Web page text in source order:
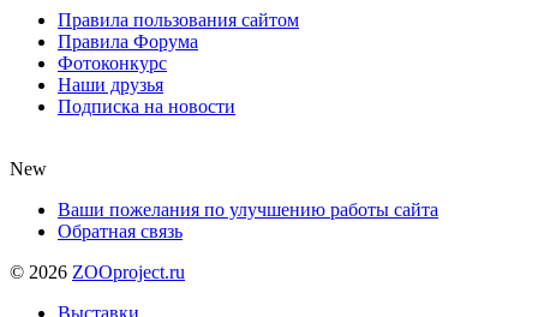
Правила пользования сайтом
Правила Форума
Фотоконкурс
Наши друзья
Подписка на новости
New
Ваши пожелания по улучшению работы сайта
Обратная связь
© 2026 ZOOproject.ru
Выставки